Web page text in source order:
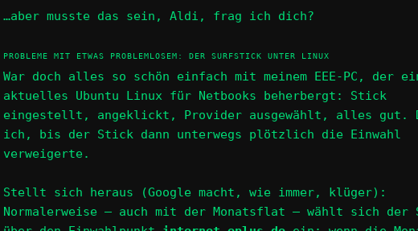
…aber musste das sein, Aldi, frag ich dich?
PROBLEME MIT ETWAS PROBLEMLOSEM: DER SURFSTICK UNTER LINUX
War doch alles so schön einfach mit meinem EEE-PC, der
aktuelles Ubuntu Linux für Netbooks beherbergt: Stick
eingestellt, angeklickt, Provider ausgewählt, alles gut.
ich, bis der Stick dann unterwegs plötzlich die Einwahl
verweigerte.
Stellt sich heraus (Google macht, wie immer, klüger):
Normalerweise – auch mit der Monatsflat – wählt sich der